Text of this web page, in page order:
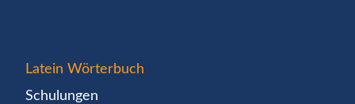
Latein Wörterbuch
Schulungen